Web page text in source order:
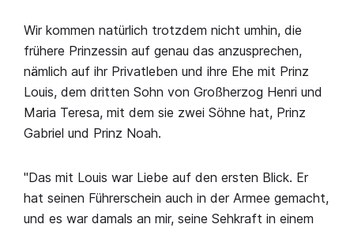
Wir kommen natürlich trotzdem nicht umhin, die
frühere Prinzessin auf genau das anzusprechen,
nämlich auf ihr Privatleben und ihre Ehe mit Prinz
Louis, dem dritten Sohn von Großherzog Henri und
Maria Teresa, mit dem sie zwei Söhne hat, Prinz
Gabriel und Prinz Noah.
"Das mit Louis war Liebe auf den ersten Blick. Er
hat seinen Führerschein auch in der Armee gemacht,
und es war damals an mir, seine Sehkraft in einem